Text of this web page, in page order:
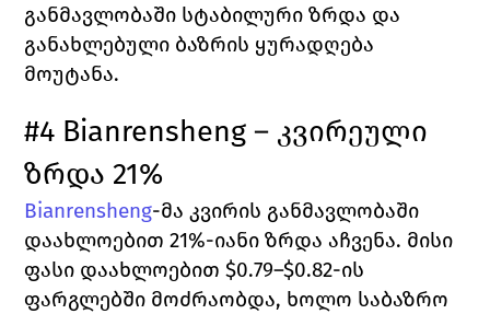
განმავლობაში სტაბილური ზრდა და
განახლებული ბაზრის ყურადღება
მოუტანა.
#4 Bianrensheng – კვირეული
ზრდა 21%
Bianrensheng-მა კვირის განმავლობაში
დაახლოებით 21%-იანი ზრდა აჩვენა. მისი
ფასი დაახლოებით $0.79–$0.82-ის
ფარგლებში მოძრაობდა, ხოლო საბაზრო